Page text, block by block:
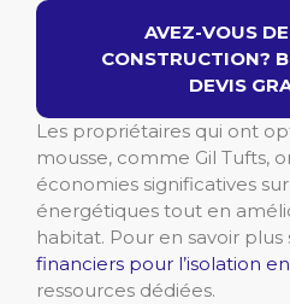
AVEZ-VOUS
CONSTRUCTION?
DEVIS
Les propriétaires qui ont
mousse, comme Gil Tufts,
économies significatives
énergétiques tout en
habitat. Pour en savoir plus
financiers pour l’isolation
ressources dédiées.